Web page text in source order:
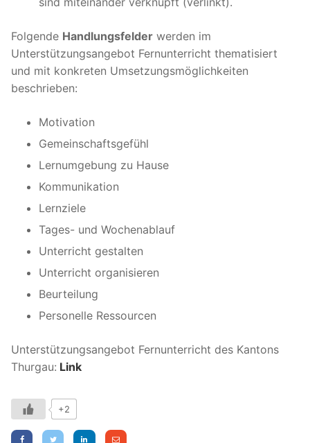
Folgende Handlungsfelder werden im
Unterstützungsangebot Fernunterricht thematisiert
und mit konkreten Umsetzungsmöglichkeiten
beschrieben:
Motivation
Gemeinschaftsgefühl
Lernumgebung zu Hause
Kommunikation
Lernziele
Tages- und Wochenablauf
Unterricht gestalten
Unterricht organisieren
Beurteilung
Personelle Ressourcen
Unterstützungsangebot Fernunterricht des Kantons
Thurgau: Link
+2